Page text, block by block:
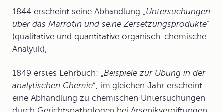
1844 erscheint seine Abhandlung „Untersuchungen
über das Marrotin und seine Zersetzungsprodukte“
(qualitative und quantitative organisch-chemische
Analytik),
1849 erstes Lehrbuch: „Beispiele zur Übung in der
analytischen Chemie“, im gleichen Jahr erscheint
eine Abhandlung zu chemischen Untersuchungen